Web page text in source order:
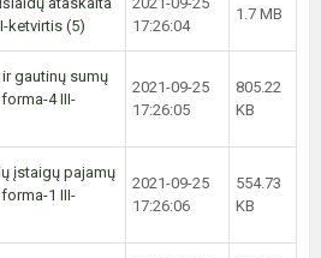
ketvirtis (5)
17:26:04
1.7 MB
gautinų sumų
4 III-
2021-09-25
17:26:05
805.22
KB
įstaigų pajamų
1 III-
2021-09-25
17:26:06
554.73
KB